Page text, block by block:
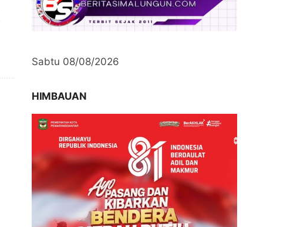
Sabtu 08/08/2026
HIMBAUAN